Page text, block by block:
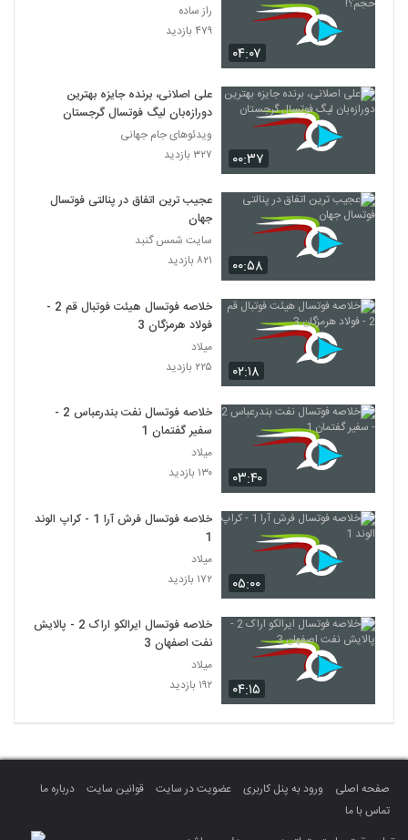
۰۴:۰۷
راز ساده
۴۷۹ بازدید
۰۰:۳۷
علی اصلانی، برنده جایزه بهترین
دورازه‌بان لیگ فوتسال گرجستان
ویدئوهای جام جهانی
۳۲۷ بازدید
۰۰:۵۸
عجیب ترین اتفاق در پنالتی فوتسال
جهان
سایت شمس گنبد
۸۲۱ بازدید
۰۲:۱۸
خلاصه فوتسال هیئت فوتبال قم 2 -
فولاد هرمزگان 3
میلاد
۲۲۵ بازدید
۰۳:۴۰
خلاصه فوتسال نفت بندرعباس 2 -
سفیر گفتمان 1
میلاد
۱۳۰ بازدید
۰۵:۰۰
خلاصه فوتسال فرش آرا 1 - کراپ الوند
1
میلاد
۱۷۲ بازدید
۰۴:۱۵
خلاصه فوتسال ایرالکو اراک 2 - پالایش
نفت اصفهان 3
میلاد
۱۹۲ بازدید
صفحه اصلی ورود به پنل کاربری عضویت در سایت قوانین سایت
درباره ما
تماس با ما